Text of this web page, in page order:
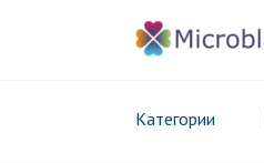
Категории